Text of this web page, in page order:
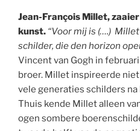
Jean-François Millet,
kunst. “Voor mij is (….)
schilder, die den horizon
Vincent van Gogh in
broer. Millet inspireerde niet
vele generaties schilders na
Thuis kende Millet alleen
ogen sombere